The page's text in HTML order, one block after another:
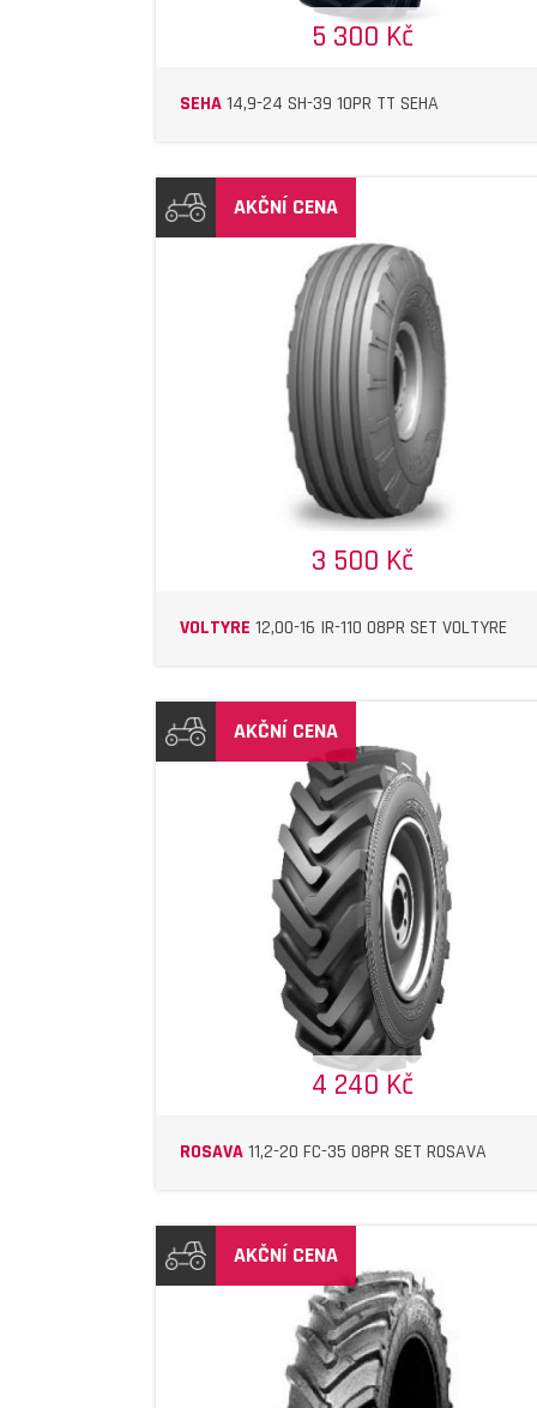
5 300 Kč
SEHA14,9-24 SH-39 10PR TT SEHA
AKČNÍ CENA
3 500 Kč
VOLTYRE 12,00-16 IR-110 08PR SET VOLTYRE
DETAIL
AKČNÍ CENA
4 240 Kč
ROSAVA11,2-20 FC-35 08PR SET ROSAVA
DETAIL
AKČNÍ CENA
DETAIL